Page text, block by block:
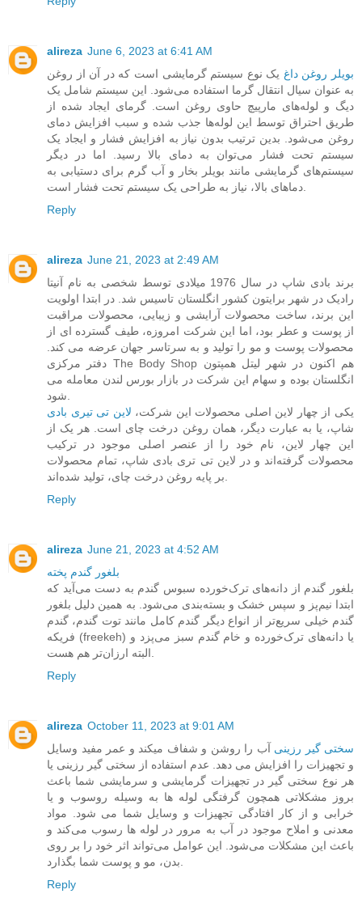
alireza June 6, 2023 at 6:41 AM
بویلر روغن داغ یک نوع سیستم گرمایشی است که در آن از روغن
به عنوان سیال انتقال گرما استفاده می‌شود. این سیستم شامل یک
دیگ و لوله‌های مارپیچ حاوی روغن است. گرمای ایجاد شده از
طریق احتراق توسط این لوله‌ها جذب شده و سبب افزایش دمای
روغن می‌شود. بدین ترتیب بدون نیاز به افزایش فشار و ایجاد یک
سیستم تحت فشار می‌توان به دمای بالا رسید. اما در دیگر
سیستم‌های گرمایشی مانند بویلر بخار و آب گرم برای دستیابی به
دماهای بالا، نیاز به طراحی یک سیستم تحت فشار است.
Reply
alireza June 21, 2023 at 2:49 AM
برند بادی شاپ در سال 1976 میلادی توسط شخصی به نام آنیتا
رادیک در شهر برایتون کشور انگلستان تاسیس شد. در ابتدا اولویت
این برند، ساخت محصولات آرایشی و زیبایی، محصولات مراقبت
از پوست و عطر بود، اما این شرکت امروزه، طیف گسترده ای از
محصولات پوست و مو را تولید و به سرتاسر جهان عرضه می کند.
دفتر مرکزی The Body Shop هم اکنون در شهر لیتل همپتون
انگلستان بوده و سهام این شرکت در بازار بورس لندن معامله می‌
شود.
یکی از چهار لاین اصلی محصولات این شرکت، لاین تی تیری بادی
شاپ، یا به عبارت دیگر، همان روغن درخت چای است. هر یک از
این چهار لاین، نام خود را از عنصر اصلی موجود در ترکیب
محصولات گرفته‌اند و در لاین تی تری بادی شاپ، تمام محصولات
بر پایه روغن درخت چای، تولید شده‌اند.
Reply
alireza June 21, 2023 at 4:52 AM
بلغور گندم پخته
بلغور گندم از دانه‌های ترک‌خورده سبوس گندم به‌ دست می‌آید که
ابتدا نیم‌پز و سپس خشک و بسته‌بندی می‌شود. به همین دلیل بلغور
گندم خیلی سریع‌تر از انواع دیگر گندم کامل مانند توت گندم، گندم
فریکه (freekeh) یا دانه‌های ترک‌خورده و خام گندم سبز می‌پزد و
البته ارزان‌تر هم هست.
Reply
alireza October 11, 2023 at 9:01 AM
سختی گیر رزینی آب را روشن و شفاف میکند و عمر مفید وسایل
و تجهیزات را افزایش می دهد. عدم استفاده از سختی گیر رزینی یا
هر نوع سختی گیر در تجهیزات گرمایشی و سرمایشی شما باعث
بروز مشکلاتی همچون گرفتگی لوله ها به وسیله روسوب و یا
خرابی و از کار افتادگی تجهیزات و وسایل شما می شود. مواد
معدنی و املاح موجود در آب به مرور در لوله ها رسوب می‌کند و
باعث این مشکلات می‌شود. این عوامل می‌تواند اثر خود را بر روی
بدن، مو و پوست شما بگذارد.
Reply